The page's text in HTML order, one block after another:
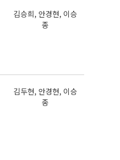
김승희, 안경현, 이승
종
김두현, 안경현, 이승
종